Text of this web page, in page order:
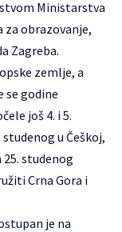
Ministarstva
za obrazovanje,
Zagreba.
zemlje, a
se godine
još 4. i 5.
u Češkoj,
studenog
Crna Gora i
je na